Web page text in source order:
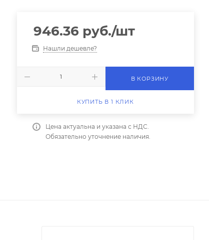
946.36 руб./шт
Нашли дешевле?
В КОРЗИНУ
КУПИТЬ В 1 КЛИК
Цена актуальна и указана с НДС.
Обязательно уточнение наличия.